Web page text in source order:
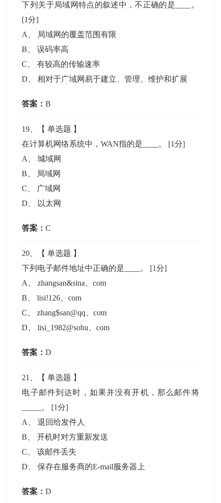
下列关于局域网特点的叙述中，不正确的是____。
[1分]
A
局域网的覆盖范围有限
B 、误码率高
C 、有较高的传输速率
D 、相对于广域网易于建立、管理、维护和扩展
答案：B
19 、【单选题 】
在计算机网络系统中，WAN指的是____。 [1分]
A
、城域网
B
局域网
C
广域网
D
以太网
答案：C
20 、【单选题 】
下列电子邮件地址中正确的是____。 [1分]
A
、zhangsan&sina、com
B 、lisi!126、com
C 、zhang$san@qq、com
D 、lisi_1982@sohu、com
答案：D
21 、【单选题 】
电子邮件到达时，如果并没有开机，那么邮件将
_____。 [1分]
A
、退回给发件人
B 、开机时对方重新发送
C 、该邮件丢失
D 、保存在服务商的E-mail服务器上
答案：D